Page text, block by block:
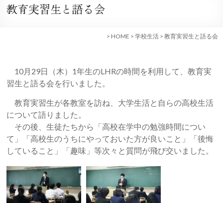
教育実習生と語る会
> HOME > 学校生活 > 教育実習生と語る会
10月29日（木）1年生のLHRの時間を利用して、教育実
習生と語る会を行いました。
教育実習生が各教室を訪ね、大学生活と自らの高校生活
について語りました。
その後、生徒たちから「高校在学中の勉強時間につい
て」「高校生のうちにやっておいた方が良いこと」「後悔
していること」「趣味」等次々と質問が飛び交いました。